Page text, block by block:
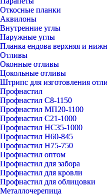
Откосные планки
Аквилоны
Внутренние углы
Наружные углы
Планка ендова верхняя и
Отливы
Оконные отливы
Цокольные отливы
Штрипс для изготовления
Профнастил
Профнастил С8-1150
Профнастил МП20-1100
Профнастил С21-1000
Профнастил НС35-1000
Профнастил Н60-845
Профнастил Н75-750
Профнастил оптом
Профнастил для забора
Профнастил для кровли
Профнастил для облицовки
Металлочерепица